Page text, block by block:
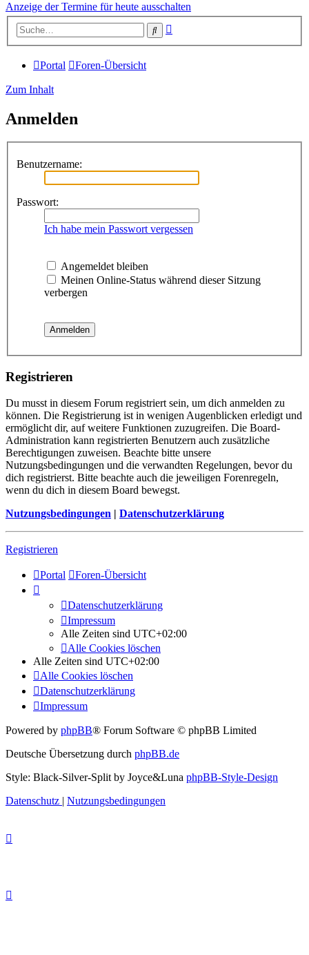
Anzeige der Termine für heute ausschalten
Suche
Portal Foren-Übersicht
Zum Inhalt
Anmelden
Benutzername:
Passwort:
Ich habe mein Passwort vergessen
Angemeldet bleiben
Meinen Online-Status während dieser Sitzung
verbergen
Registrieren
Du musst in diesem Forum registriert sein, um dich anmelden zu
können. Die Registrierung ist in wenigen Augenblicken erledigt und
ermöglicht dir, auf weitere Funktionen zuzugreifen. Die Board-
Administration kann registrierten Benutzern auch zusätzliche
Berechtigungen zuweisen. Beachte bitte unsere
Nutzungsbedingungen und die verwandten Regelungen, bevor du
dich registrierst. Bitte beachte auch die jeweiligen Forenregeln,
wenn du dich in diesem Board bewegst.
Nutzungsbedingungen | Datenschutzerklärung
Registrieren
Portal Foren-Übersicht
Datenschutzerklärung
Impressum
Alle Zeiten sind UTC+02:00
Alle Cookies löschen
Alle Zeiten sind UTC+02:00
Alle Cookies löschen
Datenschutzerklärung
Impressum
Powered by phpBB® Forum Software © phpBB Limited
Deutsche Übersetzung durch phpBB.de
Style: Black-Silver-Split by Joyce&Luna phpBB-Style-Design
Datenschutz | Nutzungsbedingungen